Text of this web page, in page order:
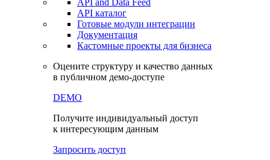
Получить доступ
API & Data Feed
API and Data Feed
Готовые модули интеграции
Документация
в публичном демо-доступе